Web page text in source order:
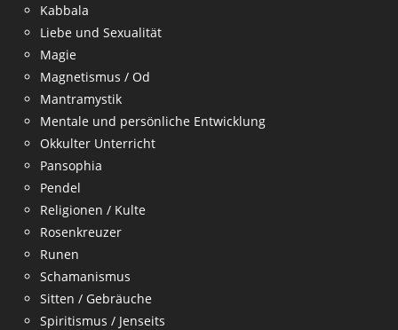
Kabbala
Liebe und Sexualität
Magie
Magnetismus / Od
Mantramystik
Mentale und persönliche Entwicklung
Okkulter Unterricht
Pansophia
Pendel
Religionen / Kulte
Rosenkreuzer
Runen
Schamanismus
Sitten / Gebräuche
Spiritismus / Jenseits